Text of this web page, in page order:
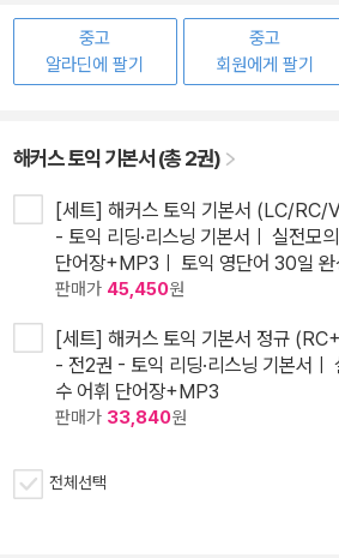
중고
알라딘에 팔기
중고
회원에게 팔기
해커스 토익 기본서 (총 2권)
[세트] 해커스 토익 기본서 (LC/RC/
- 토익 리딩·리스닝 기본서ㅣ 실전모
단어장+MP3ㅣ 토익 영단어 30일 완
판매가 45,450원
[세트] 해커스 토익 기본서 정규
- 전2권 - 토익 리딩·리스닝 기본서
수 어휘 단어장+MP3
판매가 33,840원
전체선택